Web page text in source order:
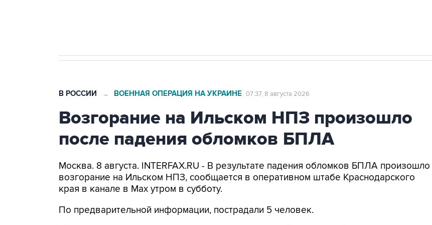
В РОССИИ → ВОЕННАЯ ОПЕРАЦИЯ НА УКРАИНЕ 07:37, 8 августа 2026
Возгорание на Ильском НПЗ произошло
после падения обломков БПЛА
Москва. 8 августа. INTERFAX.RU - В результате падения обломков БПЛА произошло
возгорание на Ильском НПЗ, сообщается в оперативном штабе Краснодарского
края в канале в Max утром в субботу.
По предварительной информации, пострадали 5 человек.